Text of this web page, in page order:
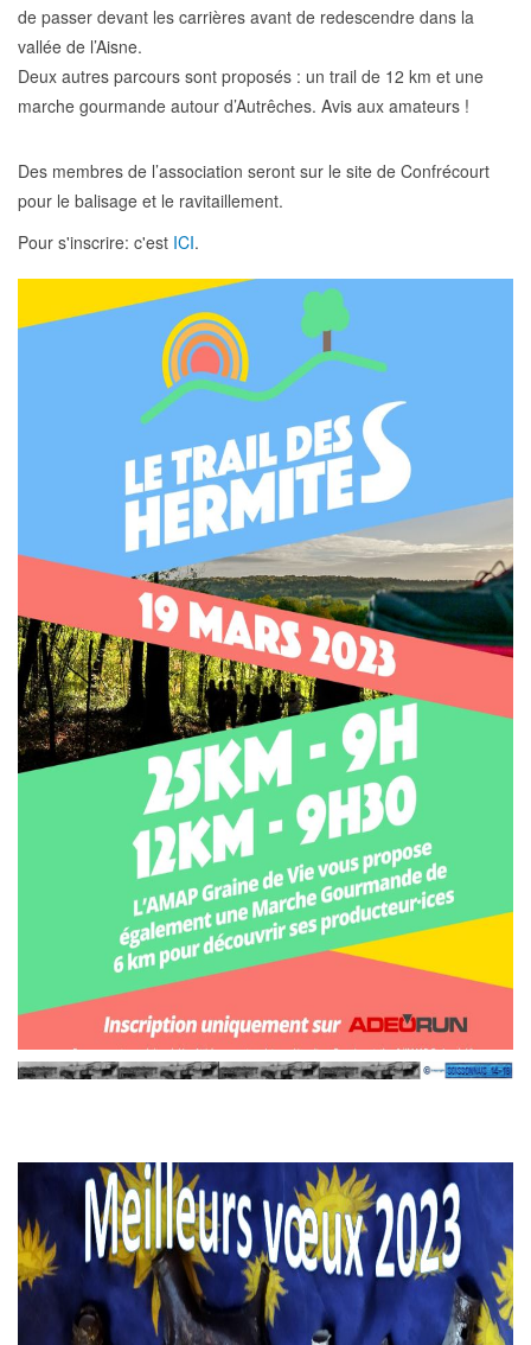
de passer devant les carrières avant de redescendre dans la
vallée de l’Aisne.
Deux autres parcours sont proposés : un trail de 12 km et une
marche gourmande autour d’Autrêches. Avis aux amateurs !
Des membres de l’association seront sur le site de Confrécourt
pour le balisage et le ravitaillement.
Pour s'inscrire: c'est ICI.